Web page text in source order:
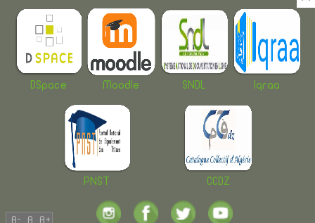
DSpace Moodle SNDL Iqraa
PNST CCDZ
A- A A+